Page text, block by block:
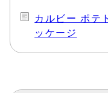
カルビー ポテ
ッケージ